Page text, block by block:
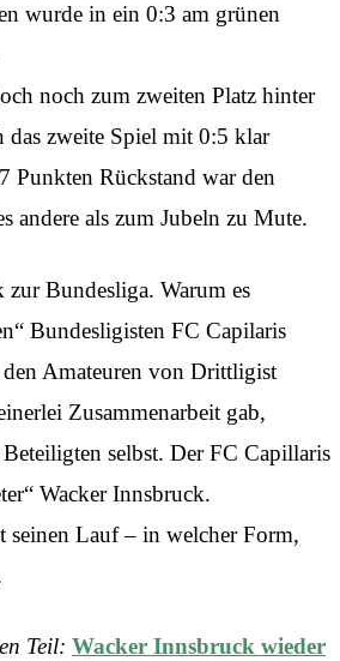
wurde in ein 0:3 am grünen
noch zum zweiten Platz hinter
zweite Spiel mit 0:5 klar
Punkten Rückstand war den
andere als zum Jubeln zu Mute.
Bundesliga. Warum es
Bundesligisten FC Capilaris
Amateuren von Drittligist
Zusammenarbeit gab,
selbst. Der FC Capillaris
Wacker Innsbruck.
seinen Lauf – in welcher Form,
Teil: Wacker Innsbruck wieder